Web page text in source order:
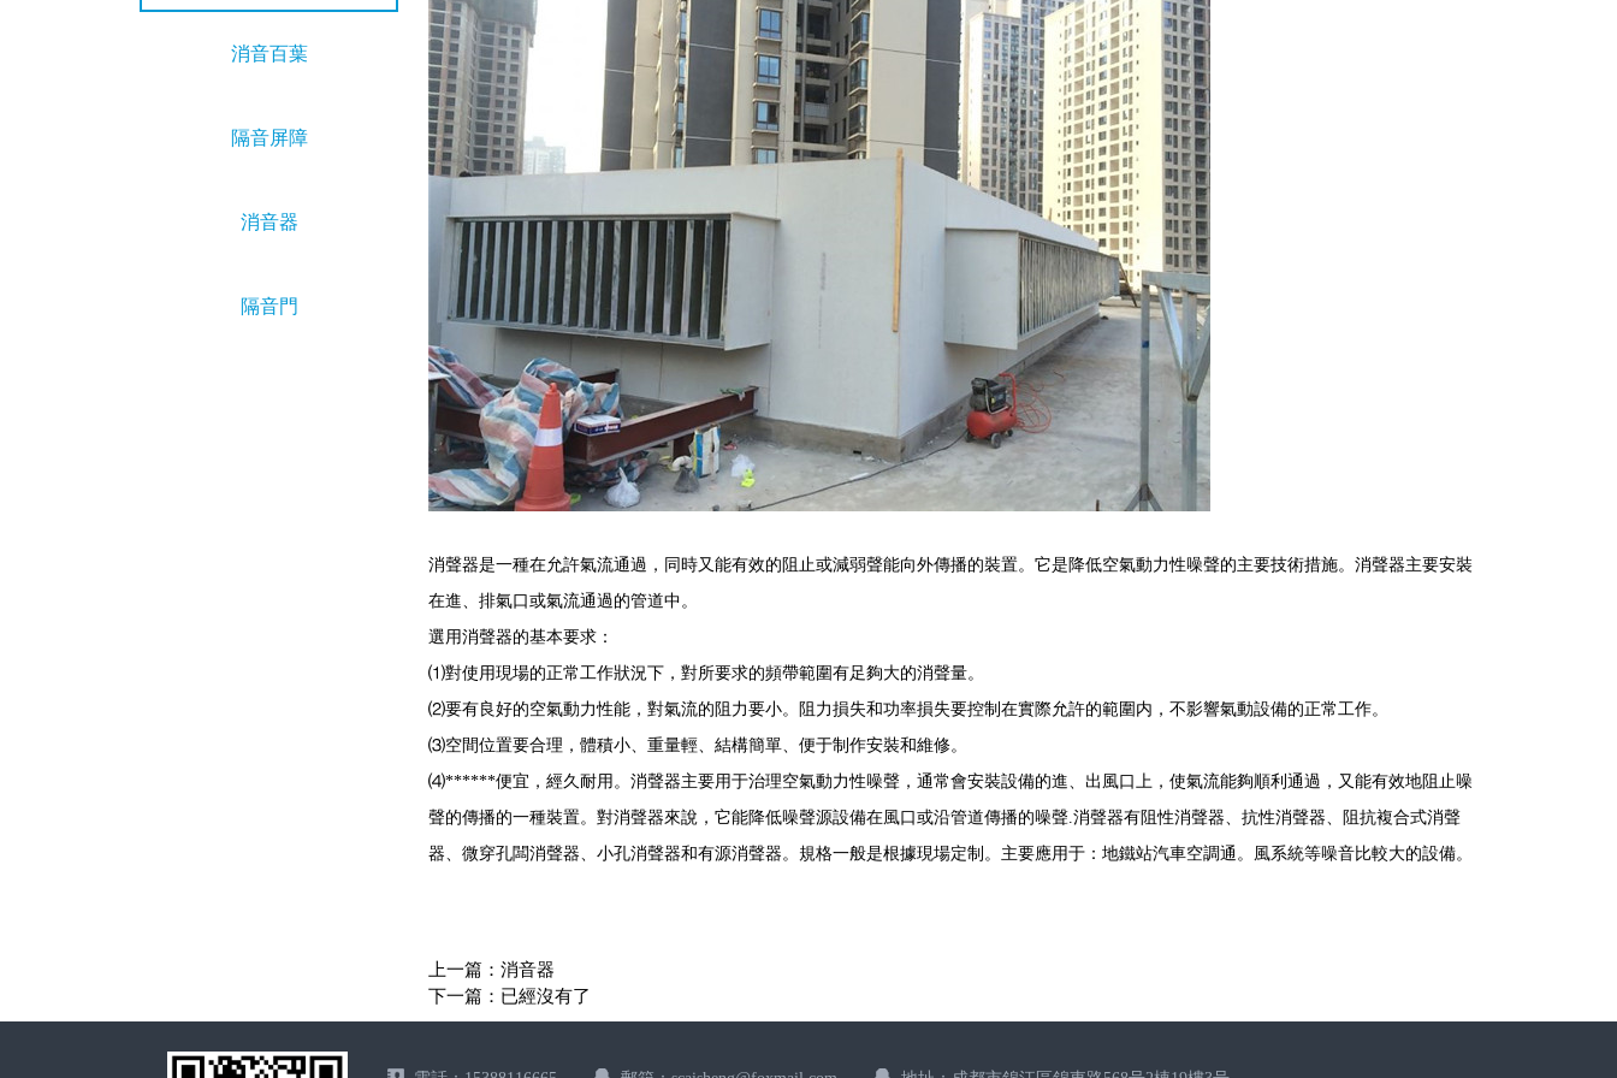
消音百葉
隔音屏障
消音器
隔音門
消聲器是一種在允許氣流通過，同時又能有效的阻止或減弱聲能向外傳播的裝置。它是降低空氣動力性噪聲的主要技術措施。消聲器主要安裝
在進、排氣口或氣流通過的管道中。
選用消聲器的基本要求：
⑴對使用現場的正常工作狀況下，對所要求的頻帶範圍有足夠大的消聲量。
⑵要有良好的空氣動力性能，對氣流的阻力要小。阻力損失和功率損失要控制在實際允許的範圍内，不影響氣動設備的正常工作。
⑶空間位置要合理，體積小、重量輕、結構簡單、便于制作安裝和維修。
⑷******便宜，經久耐用。消聲器主要用于治理空氣動力性噪聲，通常會安裝設備的進、出風口上，使氣流能夠順利通過，又能有效地阻止噪
聲的傳播的一種裝置。對消聲器來說，它能降低噪聲源設備在風口或沿管道傳播的噪聲.消聲器有阻性消聲器、抗性消聲器、阻抗複合式消聲
器、微穿孔闆消聲器、小孔消聲器和有源消聲器。規格一般是根據現場定制。主要應用于：地鐵站汽車空調通。風系統等噪音比較大的設備。
上一篇： 消音器
下一篇：已經沒有了